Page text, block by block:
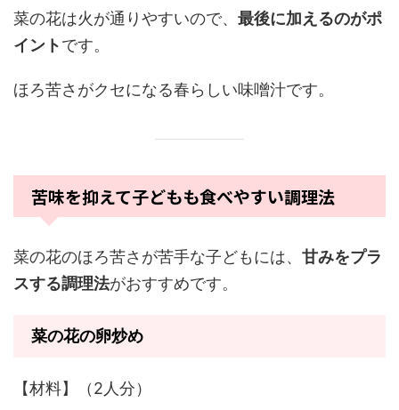
菜の花は火が通りやすいので、 最後に加えるのがポ
イントです。
ほろ苦さがクセになる春らしい味噌汁です。
苦味を抑えて子どもも食べやすい調理法
菜の花のほろ苦さが苦手な子どもには、 甘みをプラ
スする調理法がおすすめです。
菜の花の卵炒め
【材料】（2人分）